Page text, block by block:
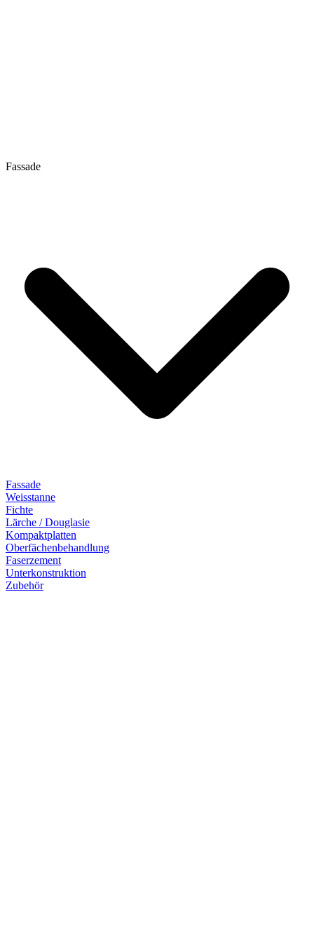
Fassade
Fassade
Weisstanne
Fichte
Lärche / Douglasie
Kompaktplatten
Oberfächenbehandlung
Faserzement
Unterkonstruktion
Zubehör